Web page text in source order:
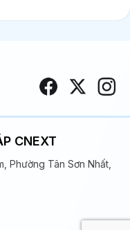
CNEXT
Phường Tân Sơn Nhất,